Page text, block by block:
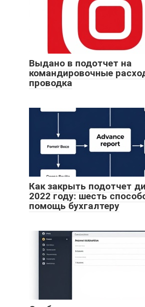
Выдано в подотчет на
командировочные
проводка
Как закрыть подотчет
2022 году: шесть
помощь бухгалтеру